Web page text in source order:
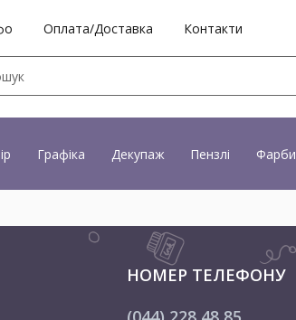
Оплата/Доставка Контакти
Графіка Декупаж Пензлі Фарби
НОМЕР ТЕЛЕФОНУ